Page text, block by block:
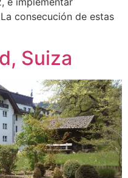
consecución de estas
Suiza